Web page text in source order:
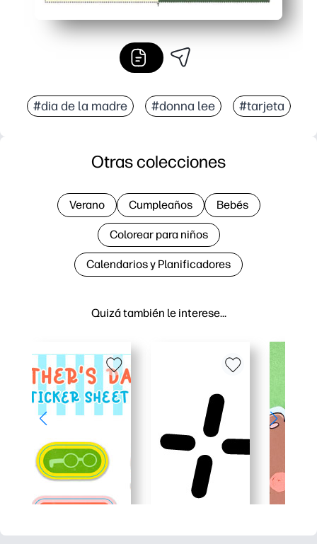
#dia de la madre #donna lee #tarjeta
Quizá también le interese…
Otras colecciones
Verano Cumpleaños Bebés
Colorear para niños
Calendarios y Planificadores